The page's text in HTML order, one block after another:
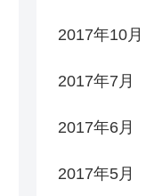
2017年10月
2017年7月
2017年6月
2017年5月